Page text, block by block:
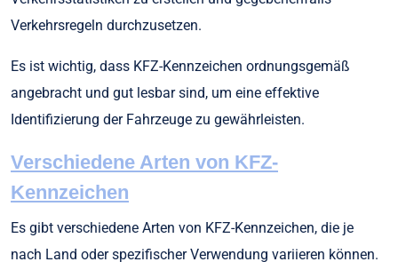
Verkehrsregeln durchzusetzen.
Es ist wichtig, dass KFZ-Kennzeichen ordnungsgemäß
angebracht und gut lesbar sind, um eine effektive
Identifizierung der Fahrzeuge zu gewährleisten.
Verschiedene Arten von KFZ-
Kennzeichen
Es gibt verschiedene Arten von KFZ-Kennzeichen, die je
nach Land oder spezifischer Verwendung variieren können.